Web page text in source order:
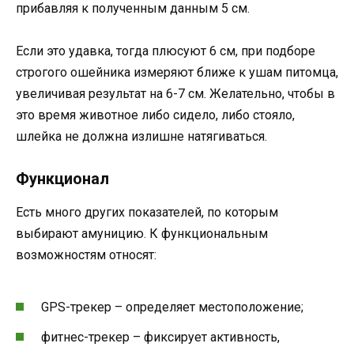
прибавляя к полученным данным 5 см.
Если это удавка, тогда плюсуют 6 см, при подборе
строгого ошейника измеряют ближе к ушам питомца,
увеличивая результат на 6-7 см. Желательно, чтобы в
это время животное либо сидело, либо стояло,
шлейка не должна излишне натягиваться.
Функционал
Есть много других показателей, по которым
выбирают амуницию. К функциональным
возможностям относят:
GPS-трекер – определяет местоположение;
фитнес-трекер – фиксирует активность,